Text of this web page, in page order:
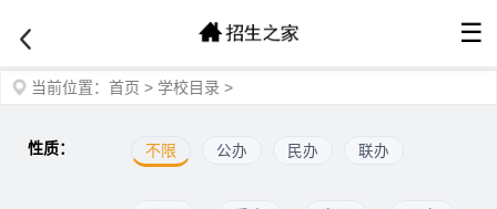
☰
当前位置： 首页 > 学校目录 >
性质： 不限 公办 民办 联办